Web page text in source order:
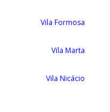
Vila Formosa
Vila Marta
Vila Nicácio